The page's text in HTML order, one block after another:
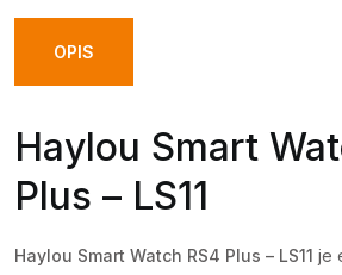
OPIS
Haylou Smart
Plus – LS11
Haylou Smart Watch RS4 Plus – LS11 je